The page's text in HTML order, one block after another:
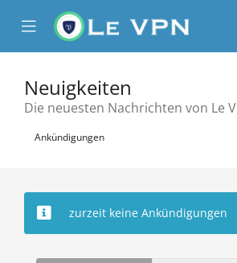
Mobile
Menu
Neuigkeiten
Die neuesten Nachrichten von Le
Ankündigungen
zurzeit keine Ankündigungen